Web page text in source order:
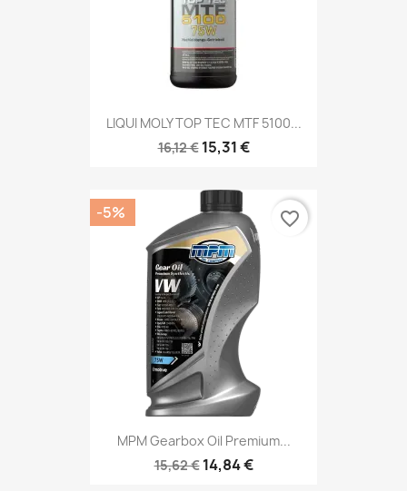
LIQUI MOLY TOP TEC MTF 5100...
16,12 € 15,31 €
MPM Gearbox Oil Premium...
15,62 € 14,84 €
-5% favorite_border